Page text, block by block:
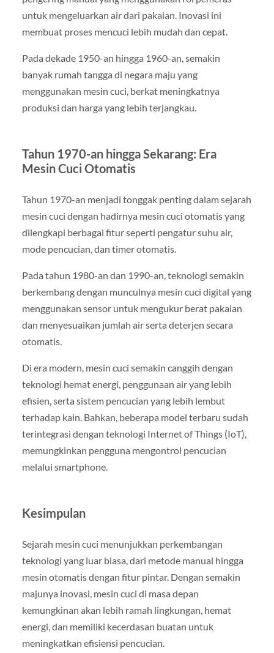
untuk mengeluarkan air dari pakaian. Inovasi ini
membuat proses mencuci lebih mudah dan cepat.
Pada dekade 1950-an hingga 1960-an, semakin
banyak rumah tangga di negara maju yang
menggunakan mesin cuci, berkat meningkatnya
produksi dan harga yang lebih terjangkau.
Tahun 1970-an hingga Sekarang: Era
Mesin Cuci Otomatis
Tahun 1970-an menjadi tonggak penting dalam sejarah
mesin cuci dengan hadirnya mesin cuci otomatis yang
dilengkapi berbagai fitur seperti pengatur suhu air,
mode pencucian, dan timer otomatis.
Pada tahun 1980-an dan 1990-an, teknologi semakin
berkembang dengan munculnya mesin cuci digital yang
menggunakan sensor untuk mengukur berat pakaian
dan menyesuaikan jumlah air serta deterjen secara
otomatis.
Di era modern, mesin cuci semakin canggih dengan
teknologi hemat energi, penggunaan air yang lebih
efisien, serta sistem pencucian yang lebih lembut
terhadap kain. Bahkan, beberapa model terbaru sudah
terintegrasi dengan teknologi Internet of Things (IoT),
memungkinkan pengguna mengontrol pencucian
melalui smartphone.
Kesimpulan
Sejarah mesin cuci menunjukkan perkembangan
teknologi yang luar biasa, dari metode manual hingga
mesin otomatis dengan fitur pintar. Dengan semakin
majunya inovasi, mesin cuci di masa depan
kemungkinan akan lebih ramah lingkungan, hemat
energi, dan memiliki kecerdasan buatan untuk
meningkatkan efisiensi pencucian.